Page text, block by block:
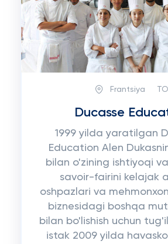
Frantsiya
Ducasse
1999 yilda yaratilgan
Education Alen
bilan o'zining ishtiyoqi
savoir-fairini kelajak
oshpazlari va
biznesidagi boshqa
bilan bo'lishish uchun
istak 2009 yilda